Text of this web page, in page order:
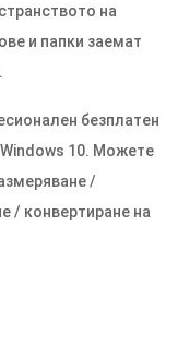
на
и папки заемат
безплатен
10. Можете
/
/ конвертиране на